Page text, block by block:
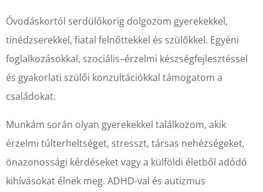
Óvodáskortól serdülőkorig dolgozom gyerekekkel,
tinédzserekkel, fiatal felnőttekkel és szülőkkel. Egyéni
foglalkozásokkal, szociális–érzelmi készségfejlesztéssel
és gyakorlati szülői konzultációkkal támogatom a
családokat.
Munkám során olyan gyerekekkel találkozom, akik
érzelmi túlterheltséget, stresszt, társas nehézségeket,
önazonossági kérdéseket vagy a külföldi életből adódó
kihívásokat élnek meg. ADHD-val és autizmus